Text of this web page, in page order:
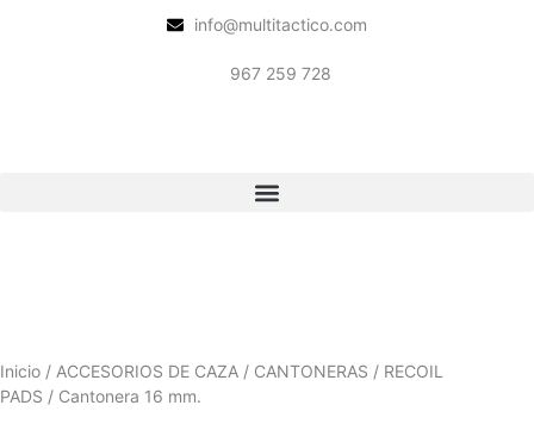
info@multitactico.com
967 259 728
Inicio / ACCESORIOS DE CAZA / CANTONERAS / RECOIL
PADS / Cantonera 16 mm.